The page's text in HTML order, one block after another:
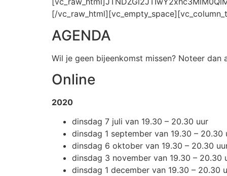
[/
AGENDA
Wil je geen bijeenkomst missen? Noteer dan
Online
2020
dinsdag 7 juli van 19.30 – 20.30 uur
dinsdag 1 september van 19.30 – 20.30
dinsdag 6 oktober van 19.30 – 20.30
dinsdag 3 november van 19.30 – 20.30
dinsdag 1 december van 19.30 – 20.30